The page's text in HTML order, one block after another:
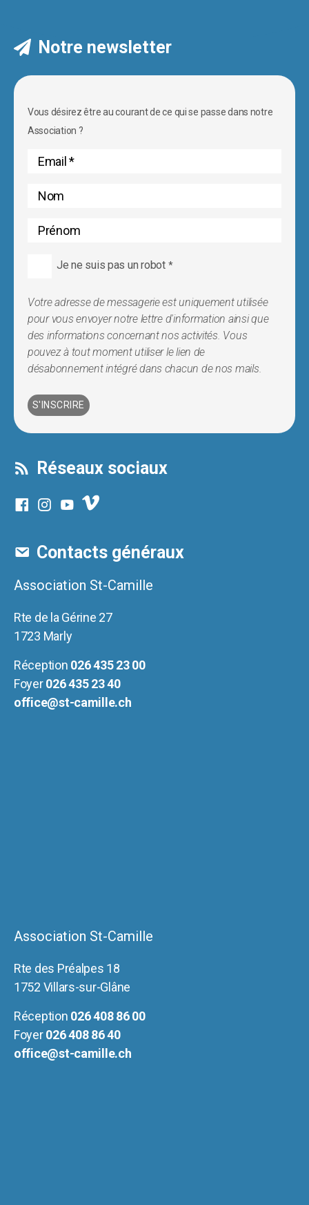
Notre newsletter
Vous désirez être au courant de ce qui se passe dans notre
Association ?
Je ne suis pas un robot *
Votre adresse de messagerie est uniquement utilisée
pour vous envoyer notre lettre d'information ainsi que
des informations concernant nos activités. Vous
pouvez à tout moment utiliser le lien de
désabonnement intégré dans chacun de nos mails.
Réseaux sociaux
Contacts généraux
Association St-Camille
Rte de la Gérine 27
1723 Marly
Réception 026 435 23 00
Foyer026 435 23 40
office@st-camille.ch
Association St-Camille
Rte des Préalpes 18
1752 Villars-sur-Glâne
Réception 026 408 86 00
Foyer026 408 86 40
office@st-camille.ch